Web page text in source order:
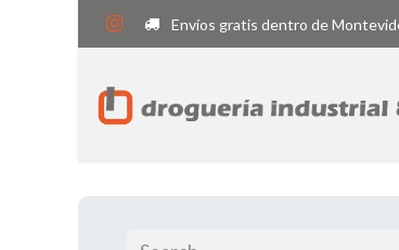
Envíos gratis dentro de